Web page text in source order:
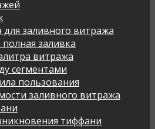
для заливного витража
заливка
витража
сегментами
пользования
заливного витража
тиффани